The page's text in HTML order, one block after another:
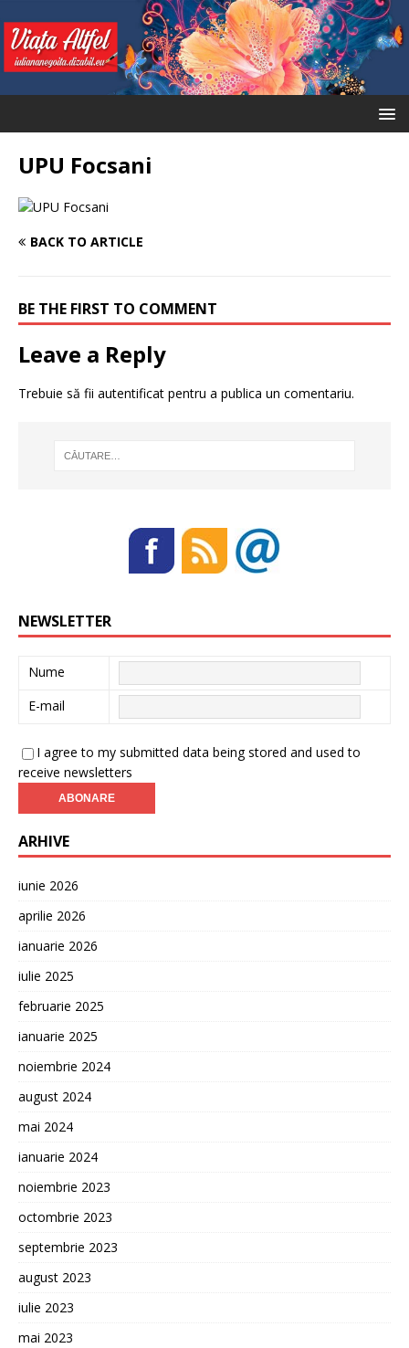
UPU Focsani
BACK TO ARTICLE
BE THE FIRST TO COMMENT
Leave a Reply
Trebuie să fii autentificat pentru a publica un comentariu.
NEWSLETTER
Nume
E-mail
I agree to my submitted data being stored and used to
receive newsletters
ARHIVE
iunie 2026
aprilie 2026
ianuarie 2026
iulie 2025
februarie 2025
ianuarie 2025
noiembrie 2024
august 2024
mai 2024
ianuarie 2024
noiembrie 2023
octombrie 2023
septembrie 2023
august 2023
iulie 2023
mai 2023